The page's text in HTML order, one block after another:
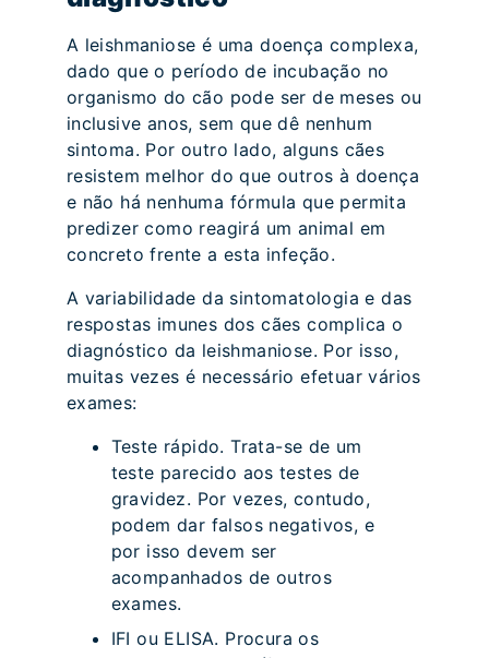
A leishmaniose é uma doença complexa,
dado que o período de incubação no
organismo do cão pode ser de meses ou
inclusive anos, sem que dê nenhum
sintoma. Por outro lado, alguns cães
resistem melhor do que outros à doença
e não há nenhuma fórmula que permita
predizer como reagirá um animal em
concreto frente a esta infeção.
A variabilidade da sintomatologia e das
respostas imunes dos cães complica o
diagnóstico da leishmaniose. Por isso,
muitas vezes é necessário efetuar vários
exames:
Teste rápido. Trata-se de um
teste parecido aos testes de
gravidez. Por vezes, contudo,
podem dar falsos negativos, e
por isso devem ser
acompanhados de outros
exames.
IFI ou ELISA. Procura os